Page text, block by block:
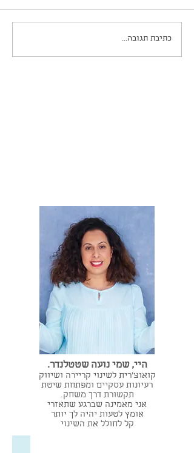
כתיבת תגובה...
היי, שמי נועה שטטלנדר.
קואוצ'רית לשינוי קריירה ושיווק
רעיונות עסקיים ומפתחת שיטת
תקשורת דרך משחק.
אני מאמינה שברגע שתאזרי
אומץ לטעות יהיה לך יותר
קל לחולל את השינוי